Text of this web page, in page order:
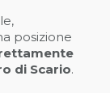
posizione
di Scario.